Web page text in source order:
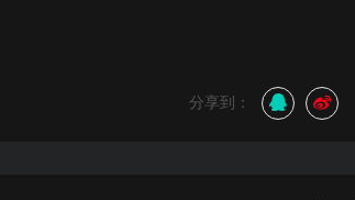
分享到：